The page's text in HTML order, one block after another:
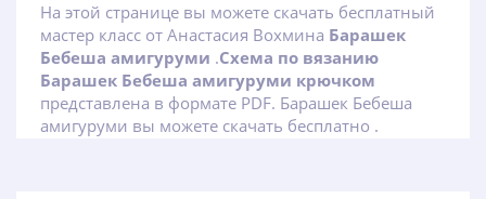
На этой странице вы можете скачать бесплатный
мастер класс от Анастасия Вохмина Барашек
Бебеша амигуруми .Схема по вязанию
Барашек Бебеша амигуруми крючком
представлена в формате PDF. Барашек Бебеша
амигуруми вы можете скачать бесплатно .